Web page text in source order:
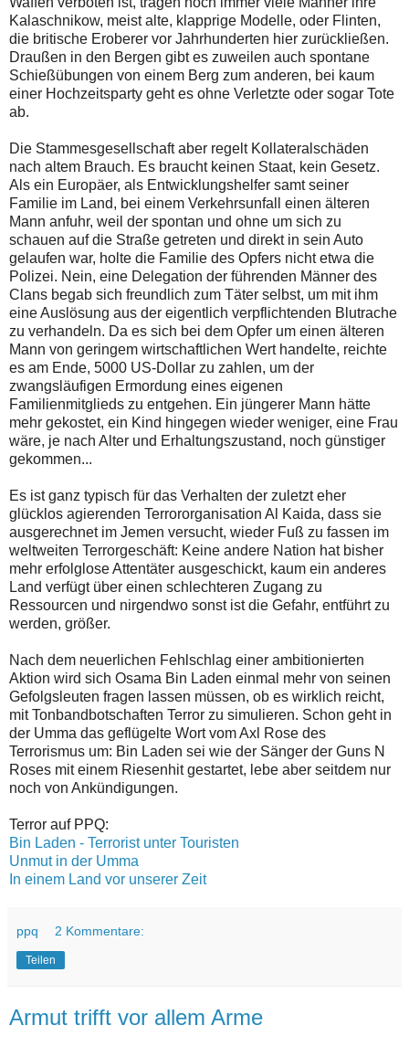
Kalaschnikow, meist alte, klapprige Modelle, oder Flinten,
die britische Eroberer vor Jahrhunderten hier zurückließen.
Draußen in den Bergen gibt es zuweilen auch spontane
Schießübungen von einem Berg zum anderen, bei kaum
einer Hochzeitsparty geht es ohne Verletzte oder sogar Tote
ab.
Die Stammesgesellschaft aber regelt Kollateralschäden
nach altem Brauch. Es braucht keinen Staat, kein Gesetz.
Als ein Europäer, als Entwicklungshelfer samt seiner
Familie im Land, bei einem Verkehrsunfall einen älteren
Mann anfuhr, weil der spontan und ohne um sich zu
schauen auf die Straße getreten und direkt in sein Auto
gelaufen war, holte die Familie des Opfers nicht etwa die
Polizei. Nein, eine Delegation der führenden Männer des
Clans begab sich freundlich zum Täter selbst, um mit ihm
eine Auslösung aus der eigentlich verpflichtenden Blutrache
zu verhandeln. Da es sich bei dem Opfer um einen älteren
Mann von geringem wirtschaftlichen Wert handelte, reichte
es am Ende, 5000 US-Dollar zu zahlen, um der
zwangsläufigen Ermordung eines eigenen
Familienmitglieds zu entgehen. Ein jüngerer Mann hätte
mehr gekostet, ein Kind hingegen wieder weniger, eine Frau
wäre, je nach Alter und Erhaltungszustand, noch günstiger
gekommen...
Es ist ganz typisch für das Verhalten der zuletzt eher
glücklos agierenden Terrororganisation Al Kaida, dass sie
ausgerechnet im Jemen versucht, wieder Fuß zu fassen im
weltweiten Terrorgeschäft: Keine andere Nation hat bisher
mehr erfolglose Attentäter ausgeschickt, kaum ein anderes
Land verfügt über einen schlechteren Zugang zu
Ressourcen und nirgendwo sonst ist die Gefahr, entführt zu
werden, größer.
Nach dem neuerlichen Fehlschlag einer ambitionierten
Aktion wird sich Osama Bin Laden einmal mehr von seinen
Gefolgsleuten fragen lassen müssen, ob es wirklich reicht,
mit Tonbandbotschaften Terror zu simulieren. Schon geht in
der Umma das geflügelte Wort vom Axl Rose des
Terrorismus um: Bin Laden sei wie der Sänger der Guns N
Roses mit einem Riesenhit gestartet, lebe aber seitdem nur
noch von Ankündigungen.
Terror auf PPQ:
Bin Laden - Terrorist unter Touristen
Unmut in der Umma
In einem Land vor unserer Zeit
ppq 2 Kommentare:
Teilen
Armut trifft vor allem Arme